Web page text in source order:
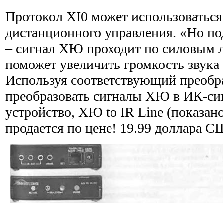
Протокол XI0 может
дистанционного управ­ления. «Но
– сигнал ХЮ проходит по силовым
поможет увеличить громкость звука
Используя соответствующий
преобразовать сигналы ХЮ в ИК-
устройство, ХЮ to IR Line
продается по цене! 19.99 доллара